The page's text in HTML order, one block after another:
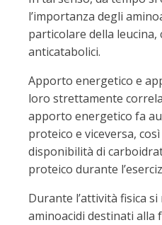
l’importanza degli
particolare della leucina,
anticatabolici.
Apporto energetico e
loro strettamente
apporto energetico fa
proteico e viceversa,
disponibilità di
proteico durante
Durante l’attività fisica
aminoacidi destinati alla